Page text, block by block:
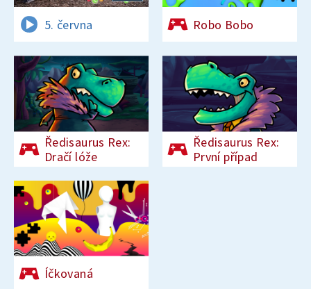
5. června Robo Bobo
Ředisaurus Rex:
Dračí lóže
Ředisaurus Rex:
První případ
Íčkovaná